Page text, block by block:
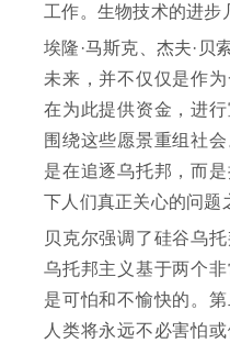
工作。生物技术的进步
埃隆·马斯克、杰夫·贝
未来，并不仅仅是作
在为此提供资金，进
围绕这些愿景重组社
是在追逐乌托邦，而
下人们真正关心的问题
贝克尔强调了硅谷乌
乌托邦主义基于两个
是可怕和不愉快的。
人类将永远不必害怕